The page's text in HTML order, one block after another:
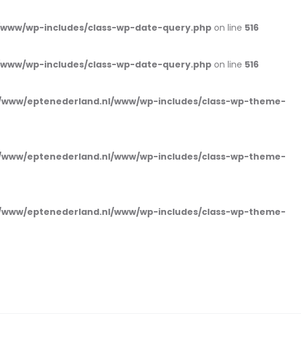
wp-includes/class-wp-date-query.php on line 516
wp-includes/class-wp-date-query.php on line 516
eptenederland.nl/www/wp-includes/class-wp-theme-
eptenederland.nl/www/wp-includes/class-wp-theme-
eptenederland.nl/www/wp-includes/class-wp-theme-